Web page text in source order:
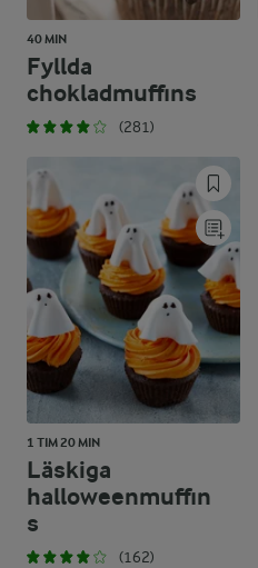
40 MIN
Fyllda
chokladmuffins
(281)
1 TIM 20 MIN
Läskiga
halloweenmuffin
s
(162)